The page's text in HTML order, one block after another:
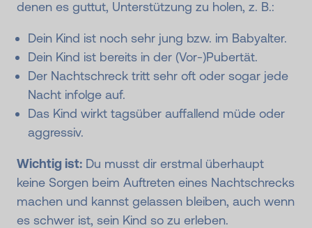
denen es guttut, Unterstützung zu holen, z. B.:
Dein Kind ist noch sehr jung bzw. im Babyalter.
Dein Kind ist bereits in der (Vor-)Pubertät.
Der Nachtschreck tritt sehr oft oder sogar jede
Nacht infolge auf.
Das Kind wirkt tagsüber auffallend müde oder
aggressiv.
Wichtig ist: Du musst dir erstmal überhaupt
keine Sorgen beim Auftreten eines Nachtschrecks
machen und kannst gelassen bleiben, auch wenn
es schwer ist, sein Kind so zu erleben.